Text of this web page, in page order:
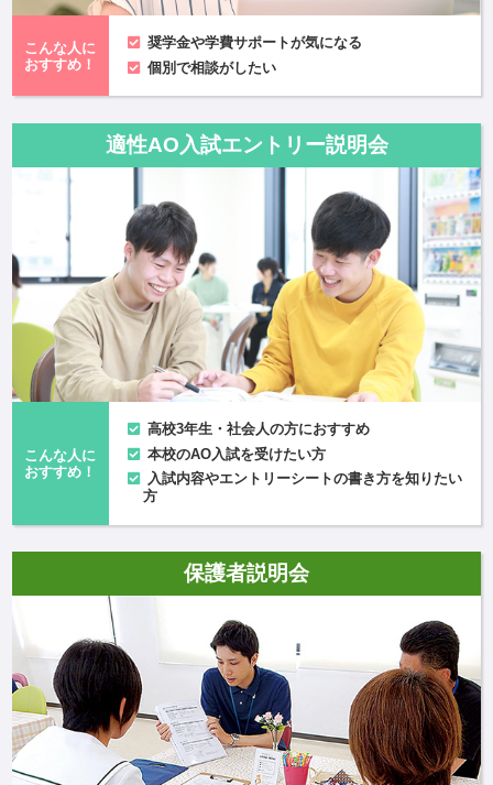
こんな人に
おすすめ！
奨学金や学費サポートが気になる
個別で相談がしたい
適性AO入試エントリー説明会
こんな人に
おすすめ！
高校3年生・社会人の方におすすめ
本校のAO入試を受けたい方
入試内容やエントリーシートの書き方を知りたい
方
保護者説明会